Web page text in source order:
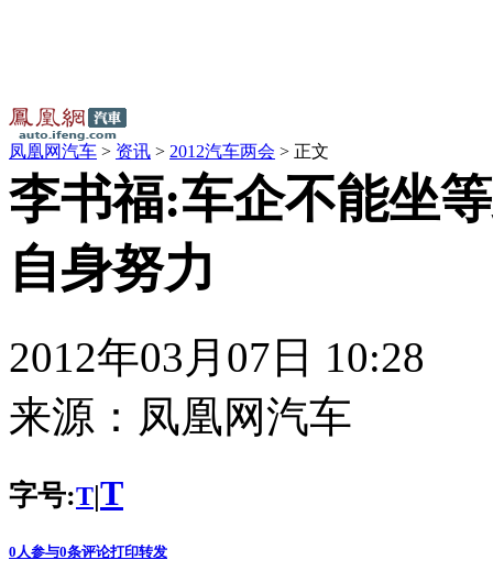
凤凰网汽车 > 资讯 > 2012汽车两会 > 正文
李书福:车企不能坐
自身努力
2012年03月07日 10:28
来源： 凤凰网汽车
字号:T|T
0 人参与0条评论打印转发